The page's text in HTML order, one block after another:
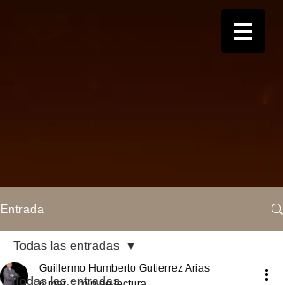
Entrada
Todas las entradas
Todas las entradas
Guillermo Humberto Gutierrez Arias